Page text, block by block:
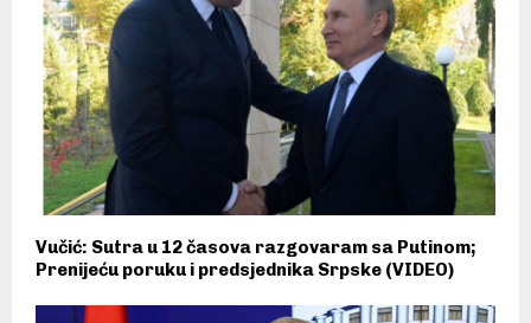
Vučić: Sutra u 12 časova razgovaram sa Putinom;
Prenijeću poruku i predsjednika Srpske (VIDEO)